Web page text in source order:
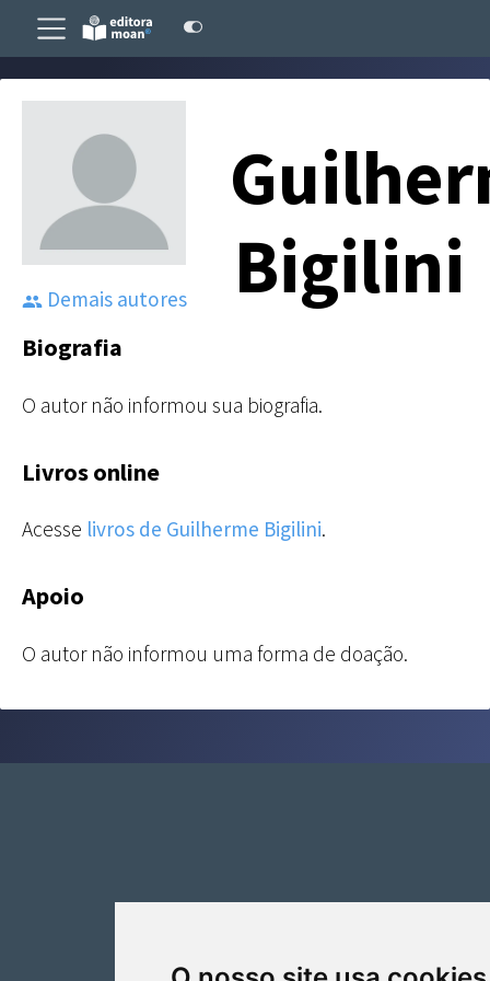
Bigilini
Demais autores
Biografia
O autor não informou sua biografia.
Livros online
Acesse livros de Guilherme Bigilini.
Apoio
O autor não informou uma forma de doação.
Editora Moan